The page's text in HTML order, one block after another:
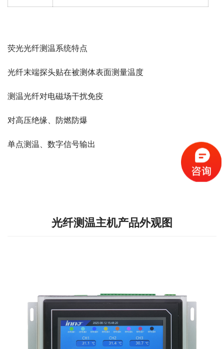
荧光光纤测温系统特点
光纤末端探头贴在被测体表面测量温度
测温光纤对电磁场干扰免疫
对高压绝缘、防燃防爆
单点测温、数字信号输出
光纤测温主机产品外观图